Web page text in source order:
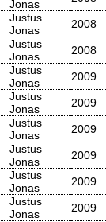
Jonas
Justus
Jonas
2008
Justus
Jonas
2008
Justus
Jonas
2009
Justus
Jonas
2009
Justus
Jonas
2009
Justus
Jonas
2009
Justus
Jonas
2009
Justus
Jonas
2009